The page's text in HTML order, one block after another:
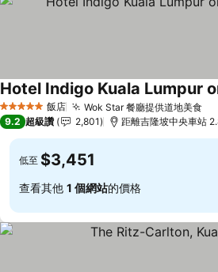
5 星級 飯店 Wok Star 餐廳提供道地美食查
Hotel Indigo Kuala Lumpur
9.2 超級讚 2,801 距離吉隆坡中央車站
低至 $3,451
查看其他 1 個網站的價格